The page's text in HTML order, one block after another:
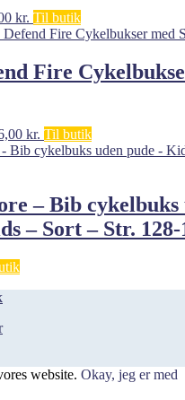
kr..
kr. Den
aktuelle
er:
475,00 kr..
Til butik
Fire
kr..
kr. Den
aktuelle
926,00 kr..
Til butik
– Bib cykelbuks
– Sort – Str. 128-
website. Okay, jeg er med